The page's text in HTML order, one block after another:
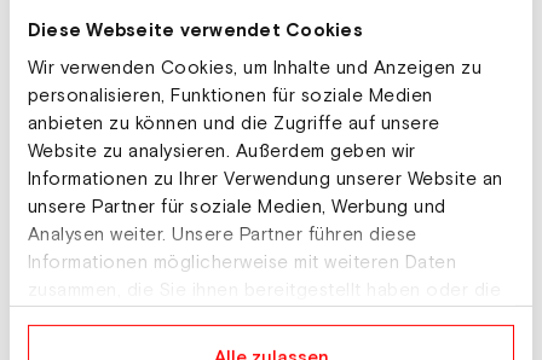
Diese Webseite verwendet Cookies
Wir verwenden Cookies, um Inhalte und Anzeigen zu
personalisieren, Funktionen für soziale Medien
anbieten zu können und die Zugriffe auf unsere
Website zu analysieren. Außerdem geben wir
Informationen zu Ihrer Verwendung unserer Website an
unsere Partner für soziale Medien, Werbung und
Analysen weiter. Unsere Partner führen diese
Informationen möglicherweise mit weiteren Daten
Unterkünfte
Jugendherberge Innsbruck
Unterkunft
Reichenauerstraße 147, 6020
Innsbruck
Landessportzentrum Tirol
Unterkunft Olympiastraße 10a, 6020 Innsbruck
Skigebiete